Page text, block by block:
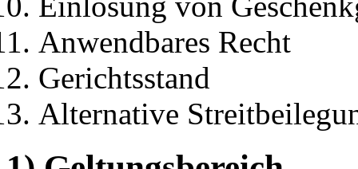
Anwendbares Recht
Gerichtsstand
Alternative